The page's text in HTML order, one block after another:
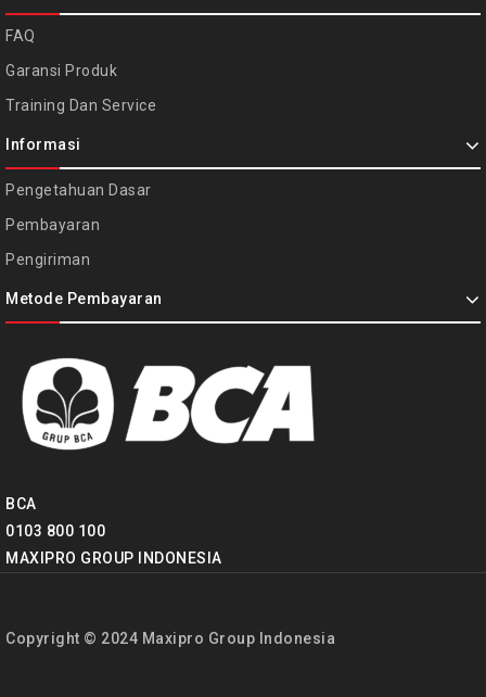
FAQ
Garansi Produk
Training Dan Service
Informasi
Pengetahuan Dasar
Pembayaran
Pengiriman
Metode Pembayaran
BCA
0103 800 100
MAXIPRO GROUP INDONESIA
Copyright © 2024 Maxipro Group Indonesia